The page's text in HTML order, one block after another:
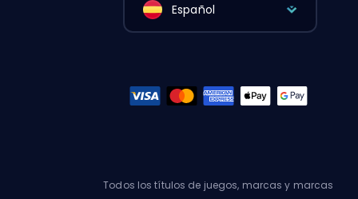
Español
Todos los títulos de juegos, marcas y marcas